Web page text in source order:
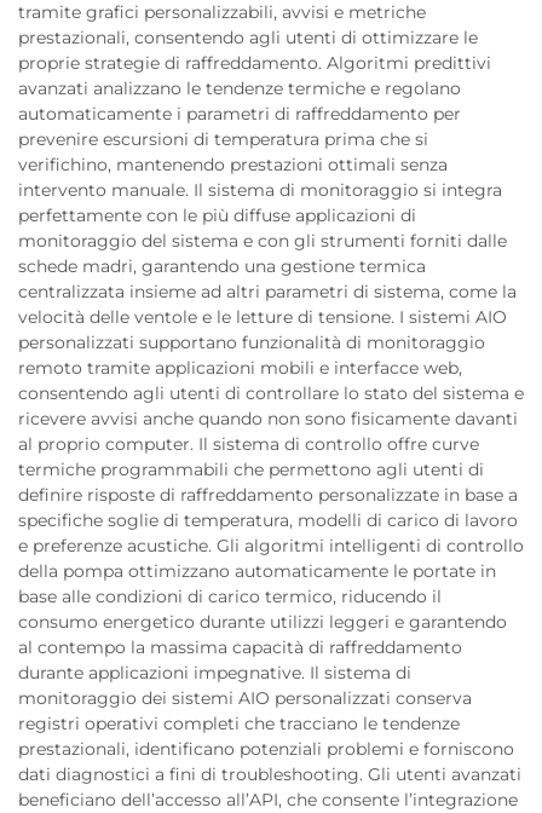
tramite grafici personalizzabili, avvisi e metriche
prestazionali, consentendo agli utenti di ottimizzare le
proprie strategie di raffreddamento. Algoritmi predittivi
avanzati analizzano le tendenze termiche e regolano
automaticamente i parametri di raffreddamento per
prevenire escursioni di temperatura prima che si
verifichino, mantenendo prestazioni ottimali senza
intervento manuale. Il sistema di monitoraggio si integra
perfettamente con le più diffuse applicazioni di
monitoraggio del sistema e con gli strumenti forniti dalle
schede madri, garantendo una gestione termica
centralizzata insieme ad altri parametri di sistema, come la
velocità delle ventole e le letture di tensione. I sistemi AIO
personalizzati supportano funzionalità di monitoraggio
remoto tramite applicazioni mobili e interfacce web,
consentendo agli utenti di controllare lo stato del sistema e
ricevere avvisi anche quando non sono fisicamente davanti
al proprio computer. Il sistema di controllo offre curve
termiche programmabili che permettono agli utenti di
definire risposte di raffreddamento personalizzate in base a
specifiche soglie di temperatura, modelli di carico di lavoro
e preferenze acustiche. Gli algoritmi intelligenti di controllo
della pompa ottimizzano automaticamente le portate in
base alle condizioni di carico termico, riducendo il
consumo energetico durante utilizzi leggeri e garantendo
al contempo la massima capacità di raffreddamento
durante applicazioni impegnative. Il sistema di
monitoraggio dei sistemi AIO personalizzati conserva
registri operativi completi che tracciano le tendenze
prestazionali, identificano potenziali problemi e forniscono
dati diagnostici a fini di troubleshooting. Gli utenti avanzati
beneficiano dell’accesso all’API, che consente l’integrazione